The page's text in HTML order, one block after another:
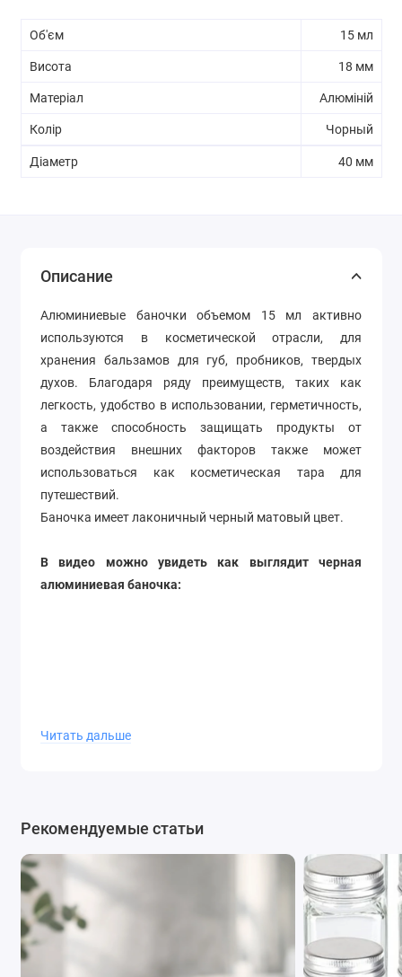
Об'єм 15 мл
Висота 18 мм
Матеріал Алюміній
Колір Чорный
Діаметр 40 мм
Описание
Алюминиевые баночки объемом 15 мл активно
используются в косметической отрасли, для
хранения бальзамов для губ, пробников, твердых
духов. Благодаря ряду преимуществ, таких как
легкость, удобство в использовании, герметичность,
а также способность защищать продукты от
воздействия внешних факторов также может
использоваться как косметическая тара для
путешествий.
Баночка имеет лаконичный черный матовый цвет.
В видео можно увидеть как выглядит черная
алюминиевая баночка:
Читать дальше
Рекомендуемые статьи